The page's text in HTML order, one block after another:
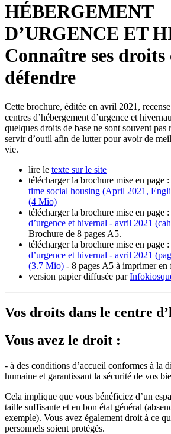
HÉBERGEMENT
D’URGENCE ET
Connaître ses droits
défendre
Cette brochure, éditée en avril 2021,
centres d’hébergement d’urgence et
quelques droits de base ne sont souvent pas
servir d’outil afin de lutter pour avoir de
vie.
lire le texte sur le site
télécharger la brochure mise en page :
time social housing (April 2021,
(4 Mio)
télécharger la brochure mise en page :
d’urgence et hivernal - avril 2021
Brochure de 8 pages A5.
télécharger la brochure mise en page :
d’urgence et hivernal - avril 2021
(3.7 Mio) - 8 pages A5 à imprimer en
version papier diffusée par
Vos droits dans le centre
Vous avez le droit :
- à des conditions d’accueil conformes à la
humaine et garantissant la sécurité de vos
Cela implique que vous bénéficiez d’un
taille suffisante et en bon état général
exemple). Vous avez également droit à ce
personnels soient protégés.